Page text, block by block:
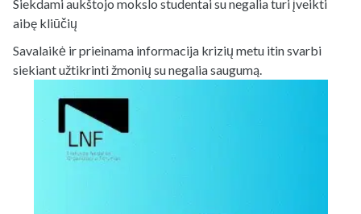
Siekdami aukštojo mokslo studentai su negalia turi įveikti
aibę kliūčių
Savalaikė ir prieinama informacija krizių metu itin svarbi
siekiant užtikrinti žmonių su negalia saugumą.